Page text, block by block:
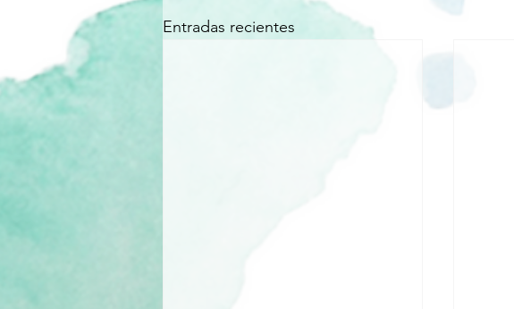
Entradas recientes